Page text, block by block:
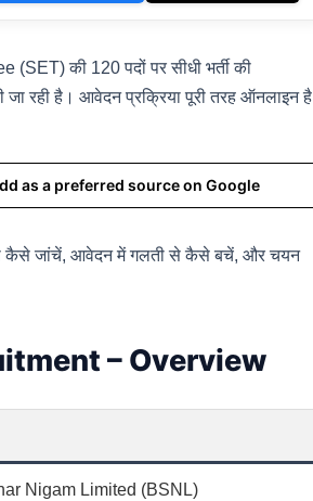
की 120 पदों पर सीधी भर्ती की
रही है। आवेदन प्रक्रिया पूरी तरह ऑनलाइन है
as a preferred source on Google
कैसे जांचें, आवेदन में गलती से कैसे बचें, और चयन
– Overview
Nigam Limited (BSNL)